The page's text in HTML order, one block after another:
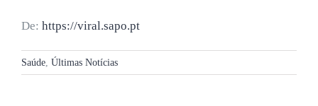
De: https://viral.sapo.pt
Saúde Últimas Notícias